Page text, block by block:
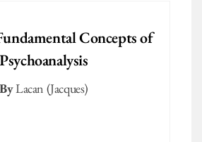
Concepts of
Psychoanalysis
ByLacan (Jacques)